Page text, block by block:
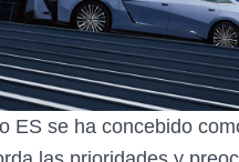
ES se ha concebido